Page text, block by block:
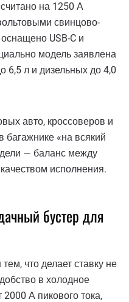
на 1250 А
свинцово-
USB-C и
модель заявлена
6,5 л и дизельных до 4,0
авто, кроссоверов и
багажнике «на всякий
— баланс между
исполнения.
бустер для
что делает ставку не
в холодное
А пикового тока,